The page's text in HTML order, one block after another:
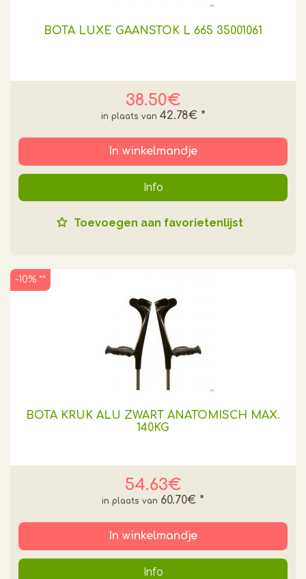
BOTA LUXE GAANSTOK L 665 35001061
38.50€
42.78€ *
In winkelmandje
Info
Toevoegen aan favorietenlijst
BOTA KRUK ALU ZWART ANATOMISCH MAX.
140KG
54.63€
60.70€ *
-10% **
In winkelmandje
Info